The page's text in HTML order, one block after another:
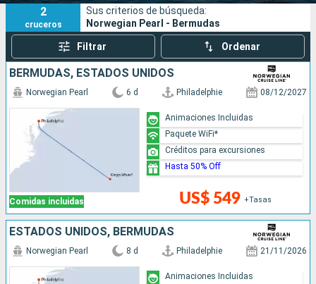
Buscar
2
cruceros
Sus criterios de búsqueda:
Norwegian Pearl - Bermudas
Filtrar Ordenar
BERMUDAS, ESTADOS UNIDOS
Comidas incluidas
Norwegian Pearl 6 d Philadelphie 08/12/2027
US$ 549 +Tasas
Animaciones Incluidas
Paquete WiFi*
Créditos para excursiones
Hasta 50% Off
ESTADOS UNIDOS, BERMUDAS
Norwegian Pearl 8 d Philadelphie 21/11/2026
Animaciones Incluidas